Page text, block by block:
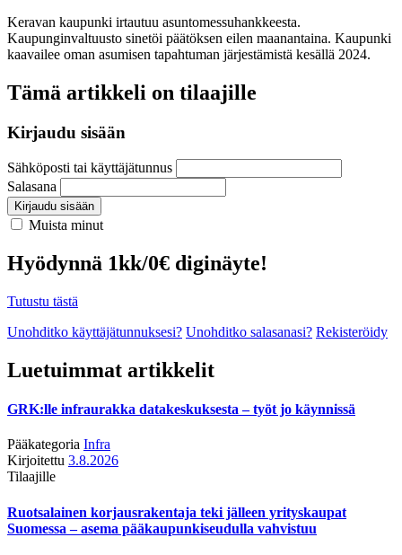
Keravan kaupunki irtautuu asuntomessuhankkeesta.
Kaupunginvaltuusto sinetöi päätöksen eilen maanantaina. Kaupunki
kaavailee oman asumisen tapahtuman järjestämistä kesällä 2024.
Tämä artikkeli on tilaajille
Kirjaudu sisään
Sähköposti tai käyttäjätunnus
Salasana
Kirjaudu sisään
Muista minut
Hyödynnä 1kk/0€ diginäyte!
Tutustu tästä
Unohditko käyttäjätunnuksesi? Unohditko salasanasi? Rekisteröidy
Luetuimmat artikkelit
GRK:lle infraurakka datakeskuksesta – työt jo käynnissä
Pääkategoria Infra
Kirjoitettu 3.8.2026
Tilaajille
Ruotsalainen korjausrakentaja teki jälleen yrityskaupat
Suomessa – asema pääkaupunkiseudulla vahvistuu